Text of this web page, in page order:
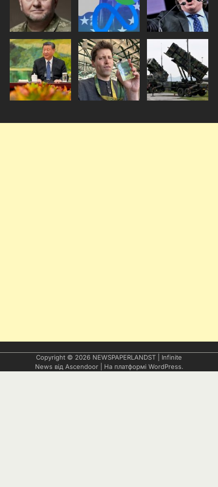
Copyright © 2026 NEWSPAPERLANDST | Infinite
News від Ascendoor| На платформі WordPress.